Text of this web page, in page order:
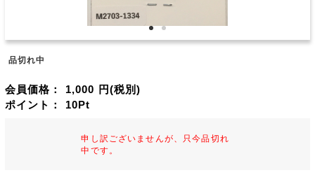
品切れ中
会員価格： 1,000 円(税別)
ポイント： 10Pt
申し訳ございませんが、只今品切れ
中です。